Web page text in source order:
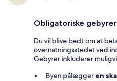
Obligatoriske gebyrer
Du vil blive bedt om at
overnatningsstedet ved
Gebyrer inkluderer
Byen pålægger en